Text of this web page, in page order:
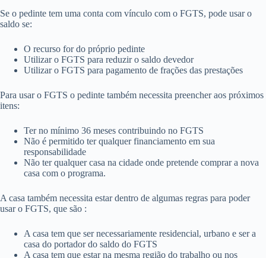
Se o pedinte tem uma conta com vínculo com o FGTS, pode usar o
saldo se:
O recurso for do próprio pedinte
Utilizar o FGTS para reduzir o saldo devedor
Utilizar o FGTS para pagamento de frações das prestações
Para usar o FGTS o pedinte também necessita preencher aos próximos
itens:
Ter no mínimo 36 meses contribuindo no FGTS
Não é permitido ter qualquer financiamento em sua
responsabilidade
Não ter qualquer casa na cidade onde pretende comprar a nova
casa com o programa.
A casa também necessita estar dentro de algumas regras para poder
usar o FGTS, que são :
A casa tem que ser necessariamente residencial, urbano e ser a
casa do portador do saldo do FGTS
A casa tem que estar na mesma região do trabalho ou nos